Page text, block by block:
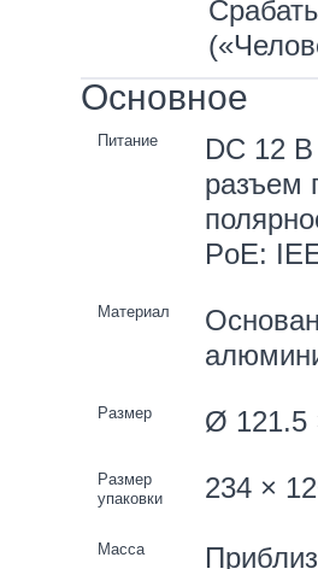
Основное
Питание
DC 12
разъем
PoE:
Материал
Размер Ø 121.5
Размер
упаковки
234 ×
Масса